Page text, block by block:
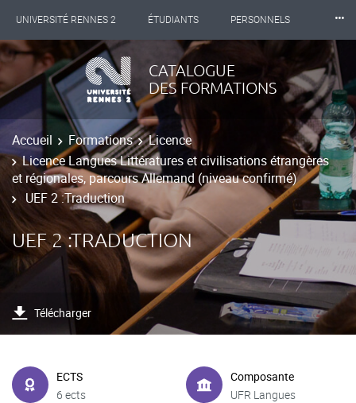
UNIVERSITÉ RENNES 2 ÉTUDIANTS PERSONNELS
INTERNATIONAL PROFESSIONNELS BIBLIOTHÈQUES
LES NOUVELLES DE RENNES 2
⸱⸱⸱
CATALOGUE
DES FORMATIONS
Accueil Formations
Licence
Licence Langues Littératures et civilisations étrangères
et régionales, parcours Allemand (niveau confirmé)
UEF 2 :Traduction
UEF 2 :TRADUCTION
Télécharger
ECTS
6 ects
Composante
UFR Langues